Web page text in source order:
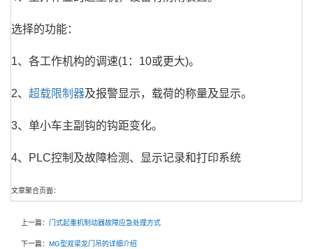
选择的功能：
1、各工作机构的调速(1：10或更大)。
2、 超载限制器及报警显示，载荷的称量及显示。
3、单小车主副钩的钩距变化。
4、PLC控制及故障检测、显示记录和打印系统
文章聚合页面：
上一篇： 门式起重机制动器故障应急处理方式
下一篇： MG型双梁龙门吊的详细介绍